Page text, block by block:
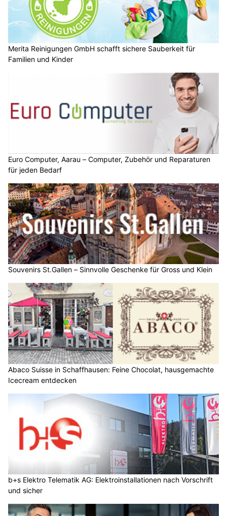
Merita Reinigungen GmbH schafft sichere Sauberkeit für
Familien und Kinder
Euro Computer, Aarau – Computer, Zubehör und Reparaturen
für jeden Bedarf
Souvenirs St.Gallen – Sinnvolle Geschenke für Gross und Klein
Abaco Suisse in Schaffhausen: Feine Chocolat, hausgemachte
Icecream entdecken
b+s Elektro Telematik AG: Elektroinstallationen nach Vorschrift
und sicher